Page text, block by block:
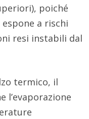
poiché
a rischi
resi instabili dal
termico, il
l’evaporazione